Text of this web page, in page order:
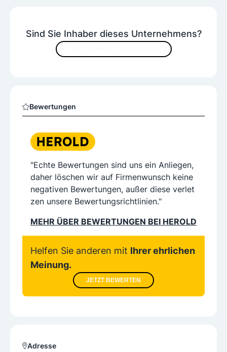
Sind Sie Inhaber dieses Unternehmens?
Bewertungen
"Echte Bewertungen sind uns ein Anliegen,
daher löschen wir auf Firmenwunsch keine
negativen Bewertungen, außer diese verlet
zen unsere Bewertungsrichtlinien."
MEHR ÜBER BEWERTUNGEN BEI HEROLD
Helfen Sie anderen mit Ihrer ehrlichen
Meinung.
JETZT BEWERTEN
Adresse